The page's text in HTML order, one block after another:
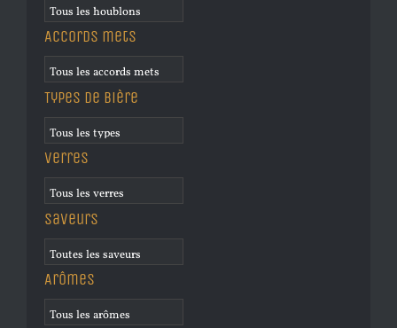
Accords mets
Types de bière
Verres
Saveurs
Arômes